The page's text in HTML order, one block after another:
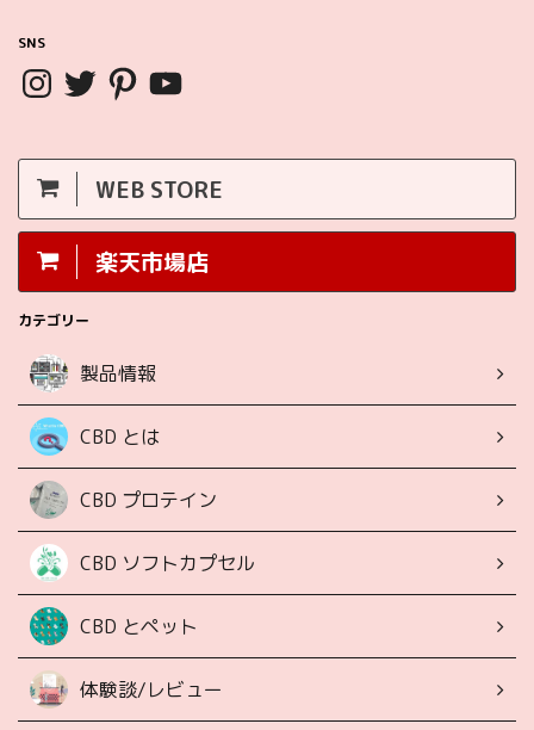
SNS
WEB STORE
楽天市場店
カテゴリー
製品情報
CBD とは
CBD プロテイン
CBD ソフトカプセル
CBD とペット
体験談/レビュー